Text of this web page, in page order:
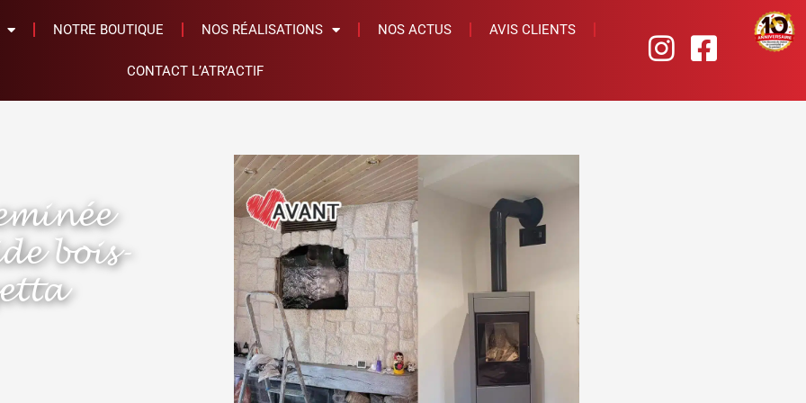
NOTRE BOUTIQUE NOS RÉALISATIONS NOS ACTUS AVIS CLIENTS
CONTACT L’ATR’ACTIF
bois-